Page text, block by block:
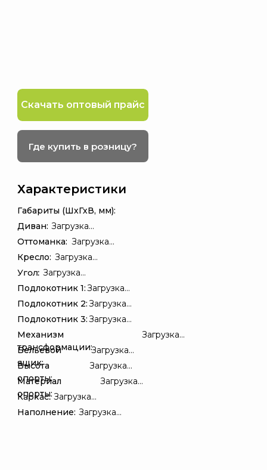
Где купить в розницу?
Скачать оптовый прайс
Габариты (ШхГхВ, мм):
Диван: Загрузка...
Загрузка...
Оттоманка:
Загрузка...
Подлокотник 1:
Загрузка...
Подлокотник 2:
Загрузка...
Подлокотник 3:
Загрузка...
Угол:
Загрузка...
Кресло:
Загрузка...
Механизм
трансформации:Загрузка...
Бельевой
ящик:
Загрузка...
Высота
опорты:
Загрузка...
Материал
опорты:
Загрузка...
Наполнение:
Каркас: Загрузка...
Характеристики